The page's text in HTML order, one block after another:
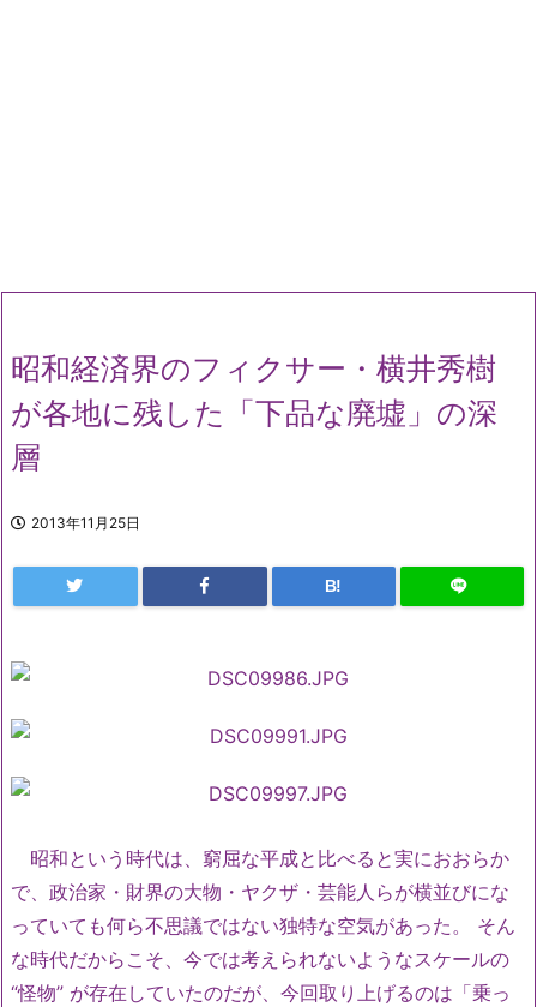
昭和経済界のフィクサー・横井秀樹
が各地に残した「下品な廃墟」の深
層
2013年11月25日
B!
昭和という時代は、窮屈な平成と比べると実におおらか
で、政治家・財界の大物・ヤクザ・芸能人らが横並びにな
っていても何ら不思議ではない独特な空気があった。 そん
な時代だからこそ、今では考えられないようなスケールの
“怪物” が存在していたのだが、今回取り上げるのは「乗っ